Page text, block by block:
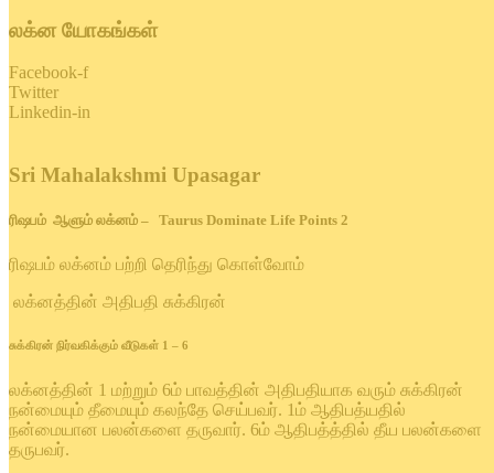
லக்ன யோகங்கள்
Facebook-f
Twitter
Linkedin-in
Sri Mahalakshmi Upasagar
ரிஷபம் ஆளும் லக்னம் – Taurus Dominate Life Points 2
ரிஷபம் லக்னம் பற்றி தெரிந்து கொள்வோம்
லக்னத்தின் அதிபதி சுக்கிரன்
சுக்கிரன் நிர்வகிக்கும் வீடுகள் 1 – 6
லக்னத்தின் 1 மற்றும் 6ம் பாவத்தின் அதிபதியாக வரும் சுக்கிரன்
நன்மையும் தீமையும் கலந்தே செய்பவர். 1ம் ஆதிபத்யதில்
நன்மையான பலன்களை தருவார். 6ம் ஆதிபத்த்தில் தீய பலன்களை
தருபவர்.